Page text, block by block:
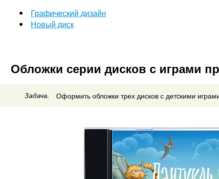
Графический дизайн
Новый диск
Обложки серии дисков с играми
Задача. Оформить обложки трех дисков с детcкими